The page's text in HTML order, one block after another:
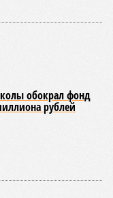
обокрал фонд
рублей